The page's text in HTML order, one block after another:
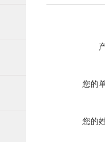
您的
您的